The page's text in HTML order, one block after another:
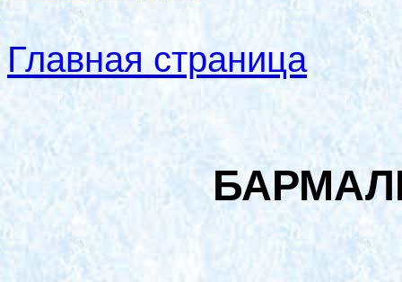
Главная страница